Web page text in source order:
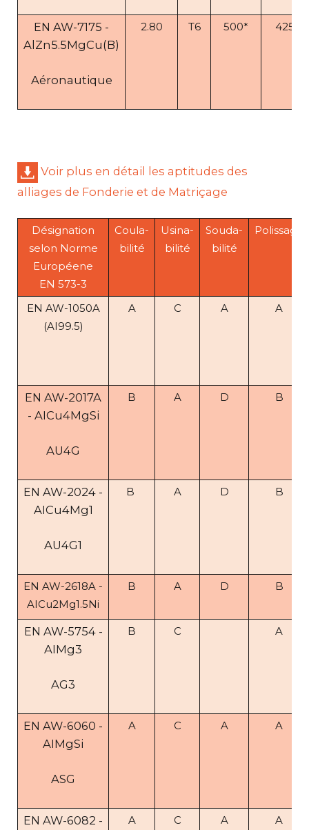
EN AW-7175 -
AlZn5.5MgCu(B)
Aéronautique
2.80 T6 500* 425*
Voir plus en détail les aptitudes des
alliages de Fonderie et de Matriçage
Désignation
selon Norme
Européene
EN 573-3
Coula-
bilité
Usina-
bilité
Souda-
bilité
Polissage
EN AW-1050A
(AI99.5)
A C A A
EN AW-2017A
- AICu4MgSi
AU4G
B A D B
EN AW-2024 -
AICu4Mg1
AU4G1
B A D B
EN AW-2618A -
AICu2Mg1.5Ni
B A D B
EN AW-5754 -
AIMg3
AG3
B C A
EN AW-6060 -
AIMgSi
ASG
A C A A
EN AW-6082 -
A C A A